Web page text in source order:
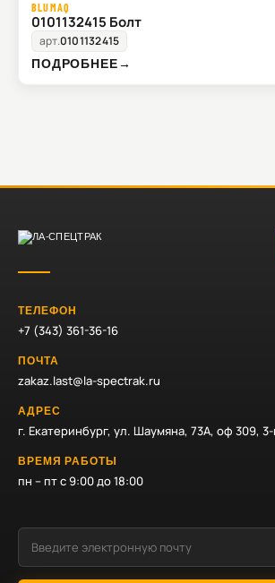
BLUMAQ
0101132415 Болт
арт.0101132415
ПОДРОБНЕЕ→
ТЕЛЕФОН
+7 (343) 361-36-16
ПОЧТА
zakaz.last@la-spectrak.ru
АДРЕС
г. Екатеринбург, ул. Шаумяна, 73А, оф 309,
ВРЕМЯ РАБОТЫ
пн – пт с 9:00 до 18:00